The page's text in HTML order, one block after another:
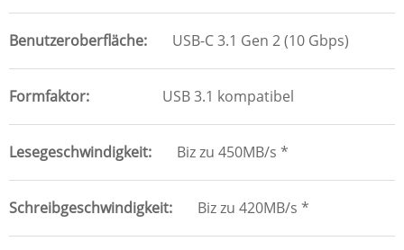
Benutzeroberfläche USB-C 3.1 Gen 2 (10 Gbps)
Formfaktor USB 3.1 kompatibel
Lesegeschwindigkeit Biz zu 450MB/s *
Schreibgeschwindigkeit Biz zu 420MB/s *